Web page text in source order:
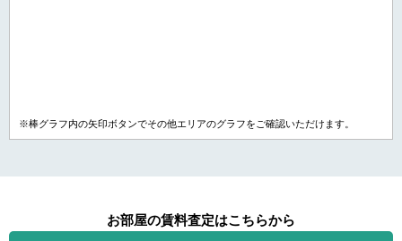
※棒グラフ内の矢印ボタンでその他エリアのグラフをご確認いただけます。
お部屋の賃料査定はこちらから